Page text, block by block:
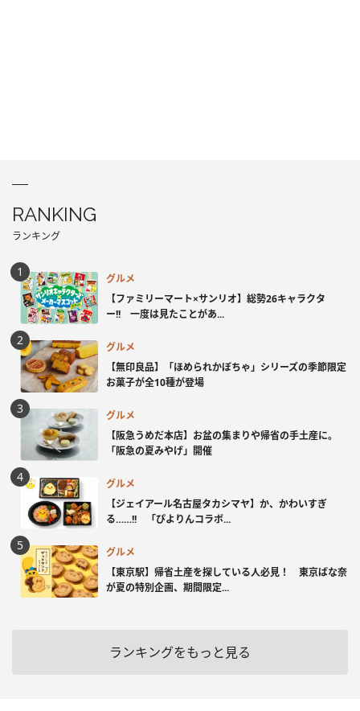
RANKING
ランキング
グルメ
【ファミリーマート×サンリオ】総勢26キャラクタ
ー!! 一度は見たことがあ...
グルメ
【無印良品】「ほめられかぼちゃ」シリーズの季節限定
お菓子が全10種が登場
グルメ
【阪急うめだ本店】お盆の集まりや帰省の手土産に。
「阪急の夏みやげ」開催
グルメ
【ジェイアール名古屋タカシマヤ】か、かわいすぎ
る……!! 「ぴよりんコラボ...
グルメ
【東京駅】帰省土産を探している人必見！ 東京ばな奈
が夏の特別企画、期間限定...
ランキングをもっと見る